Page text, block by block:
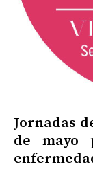
Jornadas
de mayo